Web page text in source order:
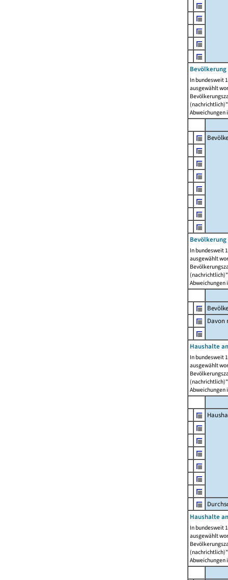
In bundesweit
ausgewählt
Abweichungen
In bundesweit
ausgewählt
Abweichungen
Davon
Haushalte
In bundesweit
ausgewählt
Abweichungen
Haushalte
In bundesweit
ausgewählt
Abweichungen